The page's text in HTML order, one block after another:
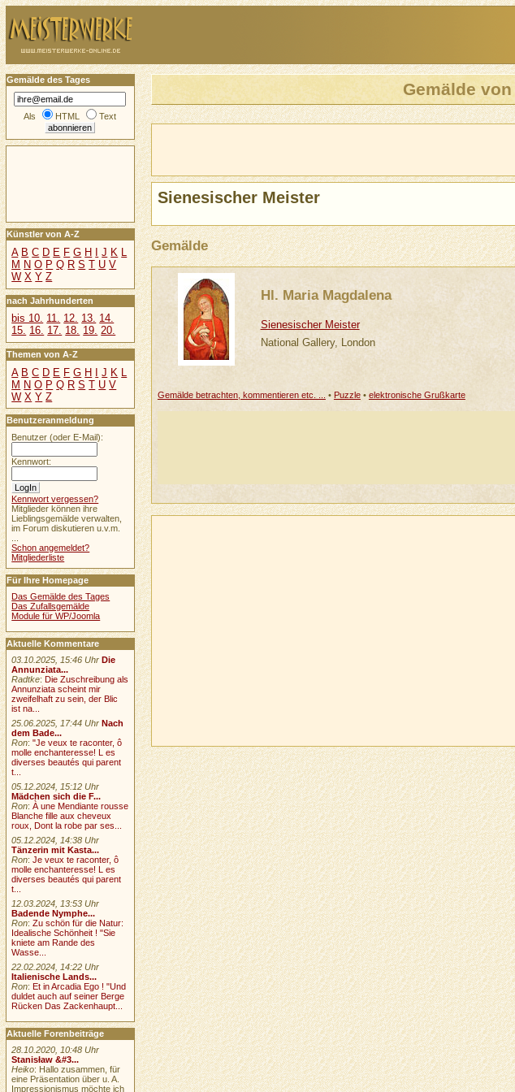
Gemälde von
Sienesischer Meister
Gemälde
Hl. Maria Magdalena
Sienesischer Meister
National Gallery, London
Gemälde betrachten, kommentieren etc. ... • Puzzle• elektronische Grußkarte
Gemälde des Tages
Als HTML Text
Künstler von A-Z
A B C D E F G H J K L
M N O P Q R S T U V
W X Y Z
nach Jahrhunderten
bis 10. 11. 12. 13. 14.
15. 16. 17. 18. 19. 20.
Themen von A-Z
A B C D E F G H I J K L
M N O P Q R S T U V
W X Y Z
Benutzeranmeldung
Benutzer (oder E-Mail):
Kennwort:
Kennwort vergessen?
Mitglieder können ihre
Lieblingsgemälde verwalten,
im Forum diskutieren u.v.m.
Schon angemeldet?
Mitgliederliste
Für Ihre Homepage
Das Gemälde des Tages
Das Zufallsgemälde
Module für WP/Joomla
Aktuelle Kommentare
03.10.2025, 15:46 Uhr Die
Annunziata...
Radtke: Die Zuschreibung als
Annunziata scheint mir
zweifelhaft zu sein, der Blic
ist na...
25.06.2025, 17:44 Uhr Nach
dem Bade...
Ron:"Je veux te raconter, ô
molle enchanteresse! L es
diverses beautés qui parent
t...
05.12.2024, 15:12 Uhr
Mädchen sich die F...
Ron:À une Mendiante rousse
Blanche fille aux cheveux
roux, Dont la robe par ses...
05.12.2024, 14:38 Uhr
Tänzerin mit Kasta...
Ron:Je veux te raconter, ô
molle enchanteresse! L es
diverses beautés qui parent
t...
12.03.2024, 13:53 Uhr
Badende Nymphe...
Ron:Zu schön für die Natur:
Idealische Schönheit ! "Sie
kniete am Rande des
Wasse...
22.02.2024, 14:22 Uhr
Italienische Lands...
Ron:Et in Arcadia Ego ! "Und
duldet auch auf seiner Berge
Rücken Das Zackenhaupt...
Aktuelle Forenbeiträge
28.10.2020, 10:48 Uhr
Stanisław &#3...
Heiko: Hallo zusammen, für
eine Präsentation über u. A.
Impressionismus möchte ich